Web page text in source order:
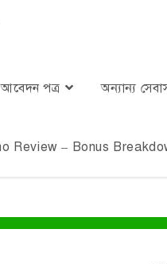
আবেদন পত্র অন্যান্য
Review – Bonus